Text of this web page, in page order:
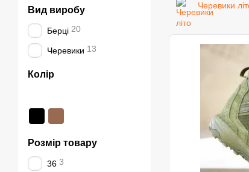
Черевики
Вид виробу
Берці 20
Черевики 13
Колір
Розмір товару
36 3